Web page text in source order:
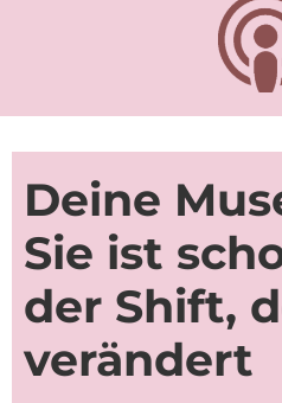
Deine
Sie ist
der Shift,
verändert